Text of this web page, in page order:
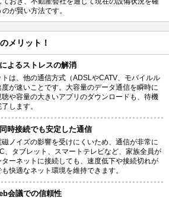
が賢い方法です。
メリット！
よるストレスの解消
は、他の通信方式（ADSLやCATV、モバイルル
が速いことです。大容量のデータ通信を瞬時に
や容量の大きいアプリのダウンロードも、待機
します。
時接続でも安定した通信
ノイズの影響を受けにくいため、通信が非常に
、タブレット、スマートテレビなど、家族全員が
ーネットに接続しても、速度低下や接続切れが
快適なネット環境を維持できます。
会議での信頼性